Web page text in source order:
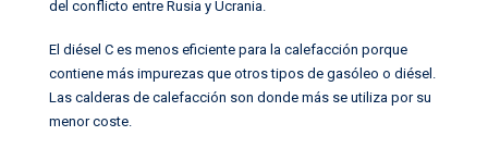
del conflicto entre Rusia y Ucrania.
El diésel C es menos eficiente para la calefacción porque
contiene más impurezas que otros tipos de gasóleo o diésel.
Las calderas de calefacción son donde más se utiliza por su
menor coste.